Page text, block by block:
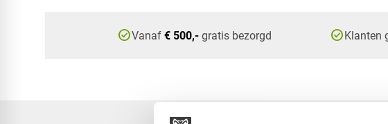
check_circleVanaf € 500,-gratis bezorgd check_circleKlanten